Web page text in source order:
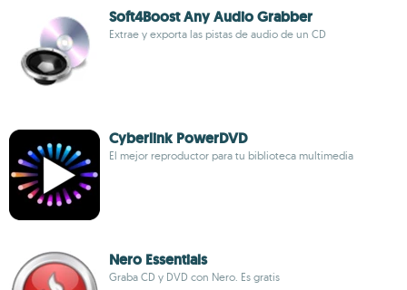
Soft4Boost Any Audio Grabber
Extrae y exporta las pistas de audio de un CD
Cyberlink PowerDVD
El mejor reproductor para tu biblioteca multimedia
Nero Essentials
Graba CD y DVD con Nero. Es gratis